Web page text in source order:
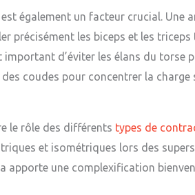
également un facteur crucial.
précisément les biceps et les
d’éviter les élans du torse
coudes pour concentrer la
le rôle des différents types de
et isométriques lors des
apporte une complexification